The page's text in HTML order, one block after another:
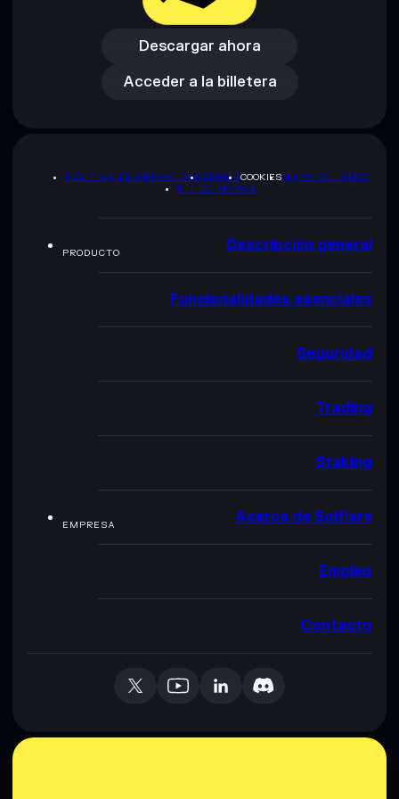
Descargar ahora
Descargar ahora
Acceder a la billetera
Acceder a la billetera
POLÍTICA DE PRIVACIDADTERMSCOOKIESMAPA DEL SITIO
KIT DE MARCA
PRODUCTO Descripción general
Funcionalidades esenciales
Seguridad
Trading
Staking
EMPRESA Acerca de Solflare
Empleo
Contacto